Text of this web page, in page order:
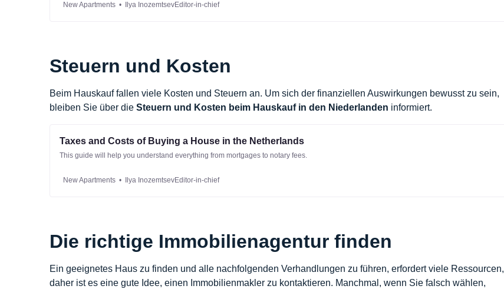
New Apartments Ilya InozemtsevEditor-in-chief
Steuern und Kosten
Beim Hauskauf fallen viele Kosten und Steuern an. Um sich der finanziellen Auswirkungen bewusst zu sein,
bleiben Sie über die Steuern und Kosten beim Hauskauf in den Niederlanden informiert.
Taxes and Costs of Buying a House in the Netherlands
This guide will help you understand everything from mortgages to notary fees.
New Apartments Ilya InozemtsevEditor-in-chief
Die richtige Immobilienagentur finden
Ein geeignetes Haus zu finden und alle nachfolgenden Verhandlungen zu führen, erfordert viele Ressourcen,
daher ist es eine gute Idee, einen Immobilienmakler zu kontaktieren. Manchmal, wenn Sie falsch wählen,